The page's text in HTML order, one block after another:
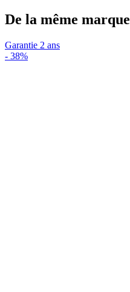
De la même marque
Garantie 2 ans
- 38%